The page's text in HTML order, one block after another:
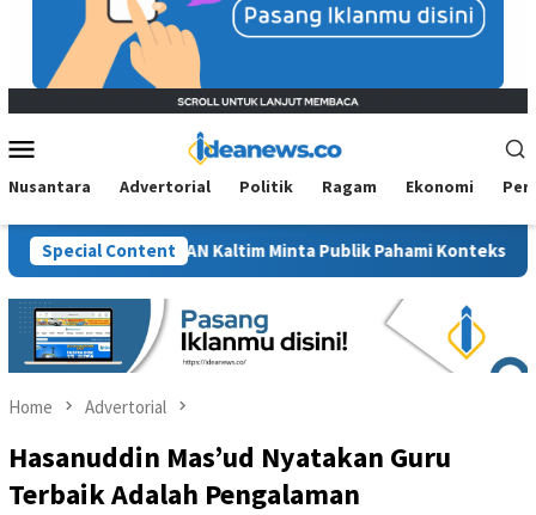
Menu
Nusantara Advertorial Politik Ragam Ekonomi
Special Content
BM PAN Kaltim Minta Publik Pahami Konteks Pidato Secara
Home Advertorial
Hasanuddin Mas’ud Nyatakan Guru
Terbaik Adalah Pengalaman